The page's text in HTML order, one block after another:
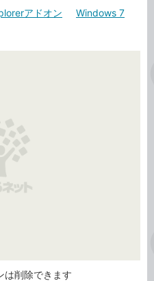
アドオン
Windows 7
は削除できます